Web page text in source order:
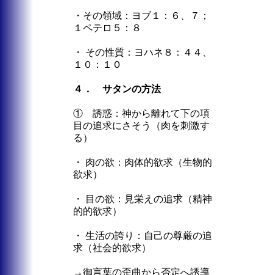
・その領域：ヨブ１：６、７；
１ペテロ５：８
・ その性質：ヨハネ８：４４、
１０：１０
４． サタンの方法
① 誘惑：神から離れて下の項
目の追求にさそう（肉を刺激す
る）
・ 肉の欲：肉体的欲求（生物的
欲求）
・ 目の欲：見栄えの追求（精神
的的欲求）
・ 生活の誇り：自己の尊厳の追
求（社会的欲求）
→御言葉の歪曲から否定へ誘導